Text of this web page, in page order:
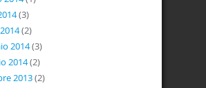
(3)
(2)
2014(3)
2014(2)
2013(2)